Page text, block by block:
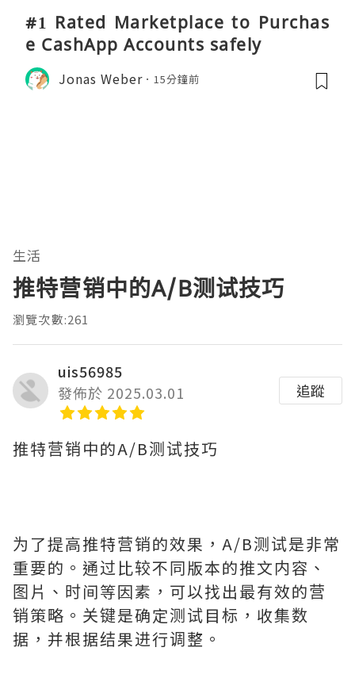
#1 Rated Marketplace to Purchas
e CashApp Accounts safely
Jonas Weber 15分鐘前
生活
推特营销中的A/B测试技巧
瀏覽次數:261
uis56985
發佈於 2025.03.01
追蹤
推特营销中的A/B测试技巧
为了提高推特营销的效果，A/B测试是非常
重要的。通过比较不同版本的推文内容、
图片、时间等因素，可以找出最有效的营
销策略。关键是确定测试目标，收集数
据，并根据结果进行调整。